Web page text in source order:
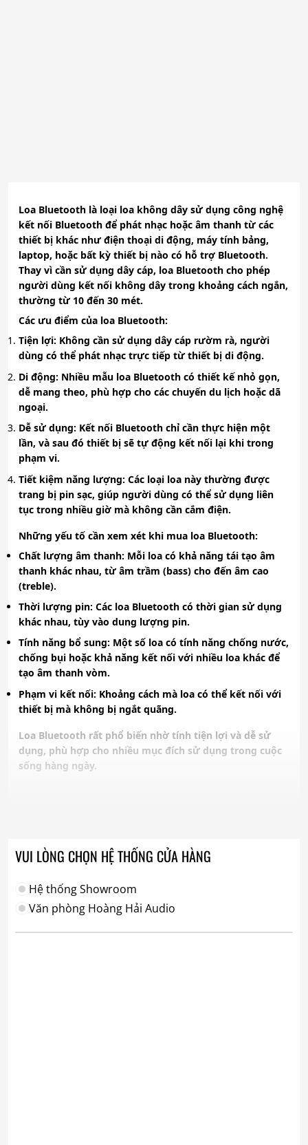
Loa Bluetooth là loại loa không dây sử dụng công nghệ
kết nối Bluetooth để phát nhạc hoặc âm thanh từ các
thiết bị khác như điện thoại di động, máy tính bảng,
laptop, hoặc bất kỳ thiết bị nào có hỗ trợ Bluetooth.
Thay vì cần sử dụng dây cáp, loa Bluetooth cho phép
người dùng kết nối không dây trong khoảng cách ngắn,
thường từ 10 đến 30 mét.
Các ưu điểm của loa Bluetooth:
Tiện lợi: Không cần sử dụng dây cáp rườm rà, người
dùng có thể phát nhạc trực tiếp từ thiết bị di động.
Di động: Nhiều mẫu loa Bluetooth có thiết kế nhỏ gọn,
dễ mang theo, phù hợp cho các chuyến du lịch hoặc dã
ngoại.
Dễ sử dụng: Kết nối Bluetooth chỉ cần thực hiện một
lần, và sau đó thiết bị sẽ tự động kết nối lại khi trong
phạm vi.
Tiết kiệm năng lượng: Các loại loa này thường được
trang bị pin sạc, giúp người dùng có thể sử dụng liên
tục trong nhiều giờ mà không cần cắm điện.
Những yếu tố cần xem xét khi mua loa Bluetooth:
Chất lượng âm thanh: Mỗi loa có khả năng tái tạo âm
thanh khác nhau, từ âm trầm (bass) cho đến âm cao
(treble).
Thời lượng pin: Các loa Bluetooth có thời gian sử dụng
khác nhau, tùy vào dung lượng pin.
Tính năng bổ sung: Một số loa có tính năng chống nước,
chống bụi hoặc khả năng kết nối với nhiều loa khác để
tạo âm thanh vòm.
Phạm vi kết nối: Khoảng cách mà loa có thể kết nối với
thiết bị mà không bị ngắt quãng.
Loa Bluetooth rất phổ biến nhờ tính tiện lợi và dễ sử
dụng, phù hợp cho nhiều mục đích sử dụng trong cuộc
sống hàng ngày.
VUI LÒNG CHỌN HỆ THỐNG CỬA HÀNG
Hệ thống Showroom
Văn phòng Hoàng Hải Audio